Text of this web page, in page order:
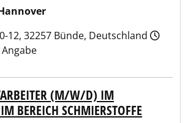
12, 32257 Bünde, Deutschland
(M/W/D) IM
BEREICH SCHMIERSTOFFE